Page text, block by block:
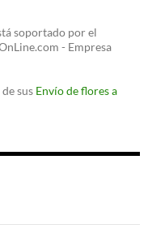
soportado por el
- Empresa
sus Envío de flores a